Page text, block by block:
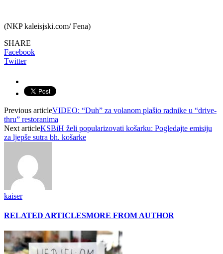
(NKP kaleisjski.com/ Fena)
SHARE
Facebook
Twitter
Previous articleVIDEO: “Duh” za volanom plašio radnike u “drive-
thru” restoranima
Next articleKSBiH želi popularizovati košarku: Pogledajte emisiju
za ljepše sutra bh. košarke
kaiser
RELATED ARTICLESMORE FROM AUTHOR